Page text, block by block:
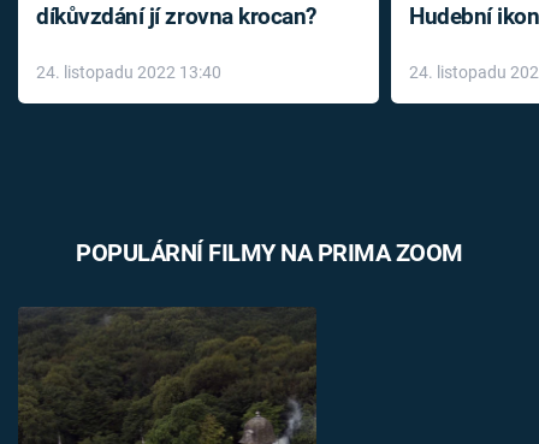
díkůvzdání jí zrovna krocan?
24. listopadu 2022 13:40
Hudební
léky
24. listopadu
POPULÁRNÍ FILMY NA PRIMA ZOOM